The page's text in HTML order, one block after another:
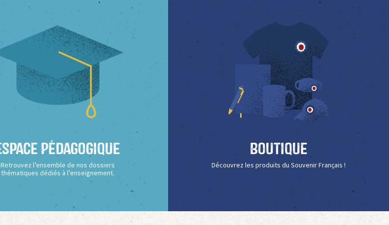
Pédagogique
Retrouvez l’ensemble de nos dossiers
thématiques dédiés à l’enseignement.
Boutique
Découvrez les produits du Souvenir Français !